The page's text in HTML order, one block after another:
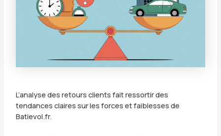
L’analyse des retours clients fait ressortir des
tendances claires sur les forces et faiblesses de
Batievol.fr.